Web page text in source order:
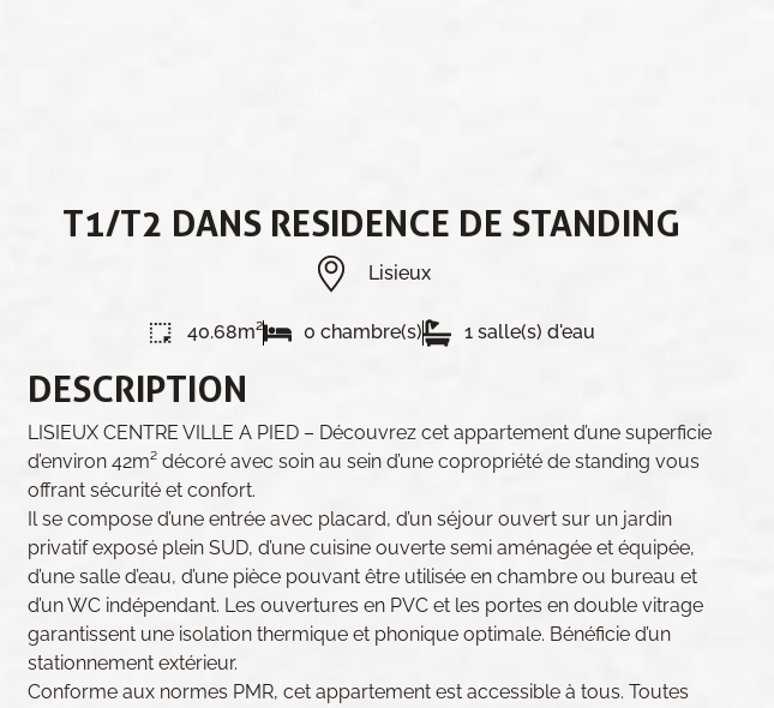
T1/T2 DANS RESIDENCE DE STANDING
Lisieux
40.68m² 0 chambre(s) 1 salle(s) d'eau
DESCRIPTION
LISIEUX CENTRE VILLE A PIED – Découvrez cet appartement d’une superficie
d’environ 42m² décoré avec soin au sein d’une copropriété de standing vous
offrant sécurité et confort.
Il se compose d’une entrée avec placard, d’un séjour ouvert sur un jardin
privatif exposé plein SUD, d’une cuisine ouverte semi aménagée et équipée,
d’une salle d’eau, d’une pièce pouvant être utilisée en chambre ou bureau et
d’un WC indépendant. Les ouvertures en PVC et les portes en double vitrage
garantissent une isolation thermique et phonique optimale. Bénéficie d’un
stationnement extérieur.
Conforme aux normes PMR, cet appartement est accessible à tous. Toutes